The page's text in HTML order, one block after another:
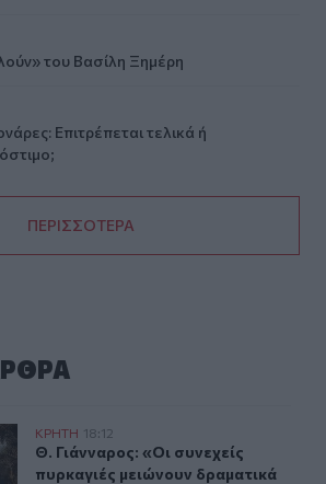
του Βασίλη Ξημέρη
Επιτρέπεται τελικά ή
ΠΕΡΙΣΣΟΤΕΡΑ
συνεχείς πυρκαγιές μειώνουν
ΚΡΗΤΗ 18:12
Θ. Γιάνναρος: «Οι συνεχείς
Θ. Γιάνναρος: «Οι συνεχείς
πυρκαγιές μειώνουν δραματικά